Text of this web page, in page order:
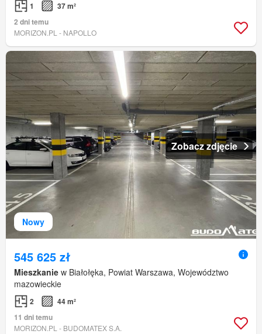
1
37 m²
2 dni temu
MORIZON.PL - NAPOLLO
Nowy
Zobacz zdjęcie
545 625 zł
Mieszkanie w Białołęka, Powiat Warszawa, Województwo
mazowieckie
2
44 m²
11 dni temu
MORIZON.PL - BUDOMATEX S.A.